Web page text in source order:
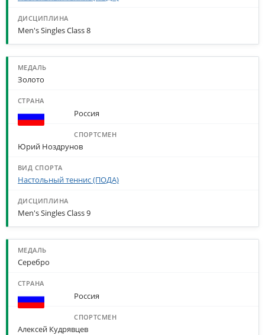
Men's Singles Class 8
Золото
Россия
Юрий Ноздрунов
Настольный теннис (ПОДА)
Men's Singles Class 9
Серебро
Россия
Алексей Кудрявцев